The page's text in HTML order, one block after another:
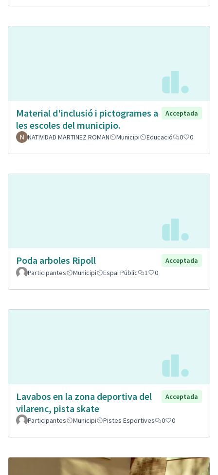
Material d'inclusió i pictogrames a
les escoles del municipio.
Acceptada
NATIVIDAD MARTINEZ ROMAN Municipi Educació 0 0
Poda arboles Ripoll
Acceptada
Participantes
Municipi Espai Públic 1 0
Lavabos en la zona deportiva del
vilarenc, pista skate
Acceptada
Participantes Municipi Pistes Esportives 0 0